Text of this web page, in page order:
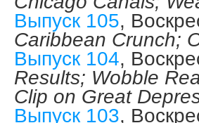
Выпуск 105,
Caribbean Crunch;
Выпуск 104,
Results; Wobble
Clip on Great
Выпуск 103,